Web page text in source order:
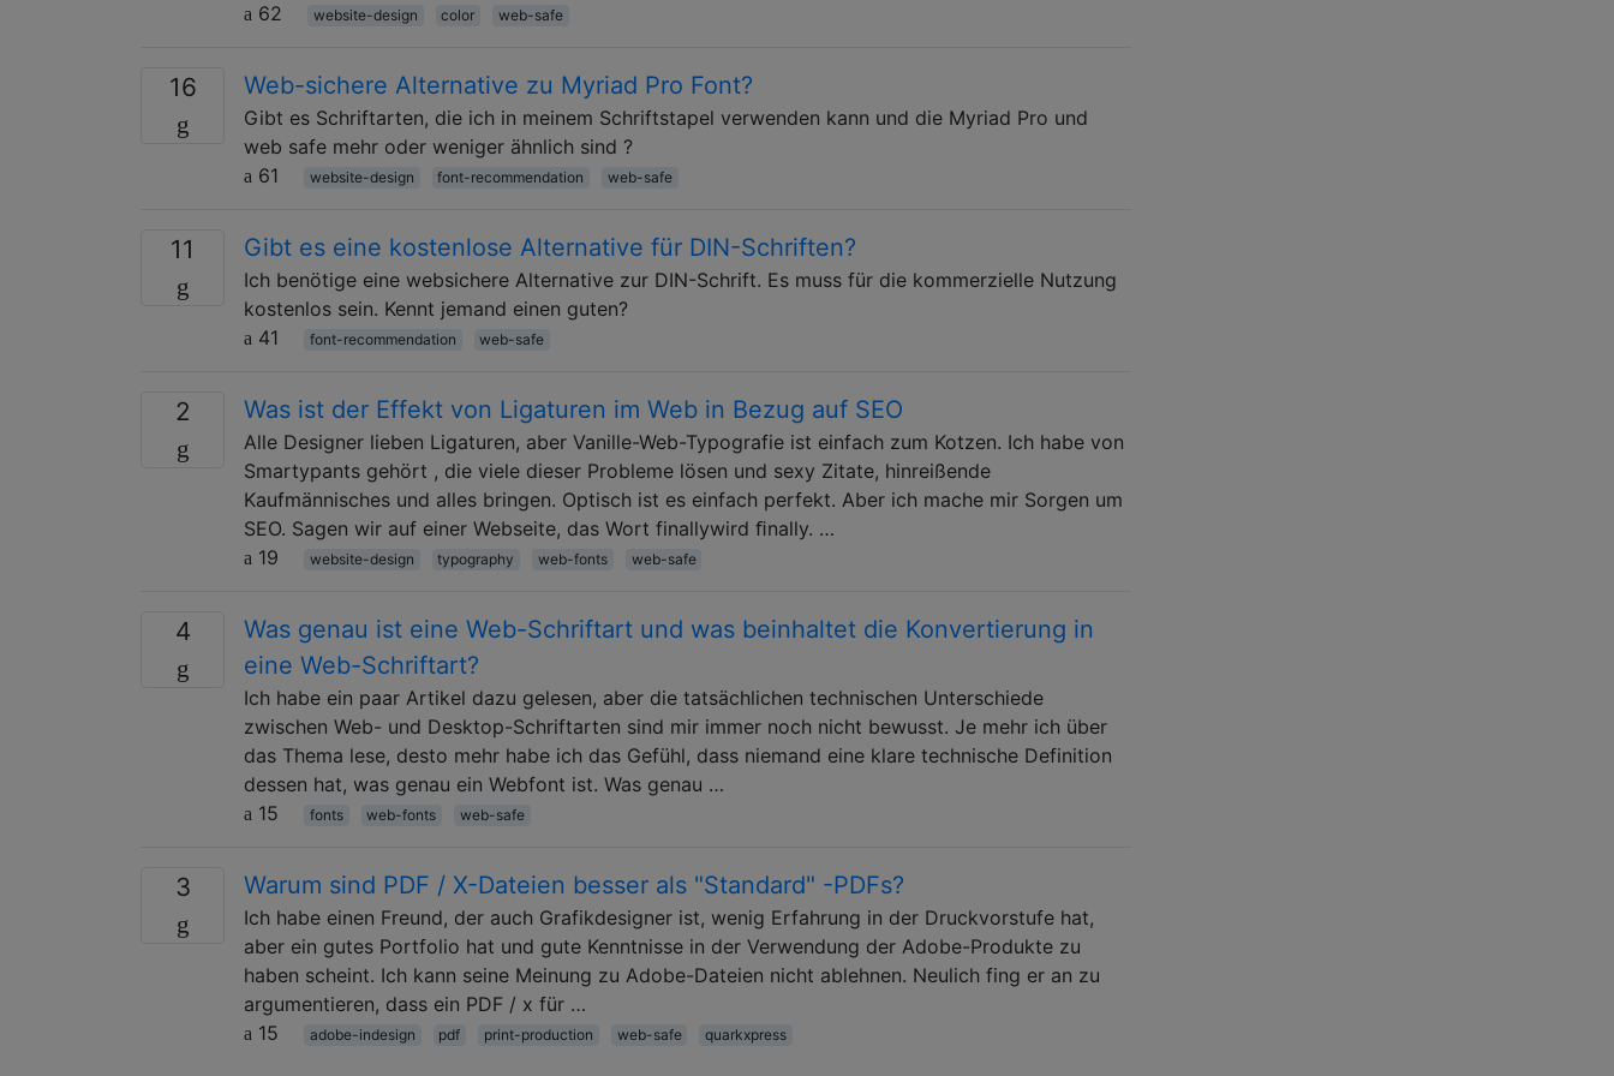
62
website-design color web-safe
16 Web-sichere Alternative zu Myriad Pro Font?
Gibt es Schriftarten, die ich in meinem Schriftstapel verwenden kann und die Myriad Pro und
web safe mehr oder weniger ähnlich sind ?
61
website-design font-recommendation web-safe
11 Gibt es eine kostenlose Alternative für DIN-Schriften?
Ich benötige eine websichere Alternative zur DIN-Schrift. Es muss für die kommerzielle Nutzung
kostenlos sein. Kennt jemand einen guten?
41
font-recommendation web-safe
2 Was ist der Effekt von Ligaturen im Web in Bezug auf SEO
Alle Designer lieben Ligaturen, aber Vanille-Web-Typografie ist einfach zum Kotzen. Ich habe von
Smartypants gehört , die viele dieser Probleme lösen und sexy Zitate, hinreißende
Kaufmännisches und alles bringen. Optisch ist es einfach perfekt. Aber ich mache mir Sorgen um
SEO. Sagen wir auf einer Webseite, das Wort finallywird ﬁnally. …
19
website-design typography web-fonts web-safe
4
Was genau ist eine Web-Schriftart und was beinhaltet die Konvertierung in
eine Web-Schriftart?
Ich habe ein paar Artikel dazu gelesen, aber die tatsächlichen technischen Unterschiede
zwischen Web- und Desktop-Schriftarten sind mir immer noch nicht bewusst. Je mehr ich über
das Thema lese, desto mehr habe ich das Gefühl, dass niemand eine klare technische Definition
dessen hat, was genau ein Webfont ist. Was genau …
15
fonts web-fonts web-safe
3 Warum sind PDF / X-Dateien besser als "Standard" -PDFs?
Ich habe einen Freund, der auch Grafikdesigner ist, wenig Erfahrung in der Druckvorstufe hat,
aber ein gutes Portfolio hat und gute Kenntnisse in der Verwendung der Adobe-Produkte zu
haben scheint. Ich kann seine Meinung zu Adobe-Dateien nicht ablehnen. Neulich fing er an zu
argumentieren, dass ein PDF / x für …
15
adobe-indesign pdf print-production web-safe quarkxpress